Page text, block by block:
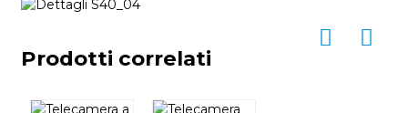
Prodotti correlati